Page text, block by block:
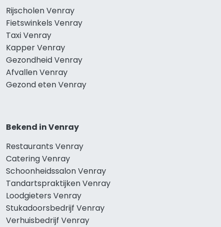
Rijscholen Venray
Fietswinkels Venray
Taxi Venray
Kapper Venray
Gezondheid Venray
Afvallen Venray
Gezond eten Venray
Bekend in Venray
Restaurants Venray
Catering Venray
Schoonheidssalon Venray
Tandartspraktijken Venray
Loodgieters Venray
Stukadoorsbedrijf Venray
Verhuisbedrijf Venray